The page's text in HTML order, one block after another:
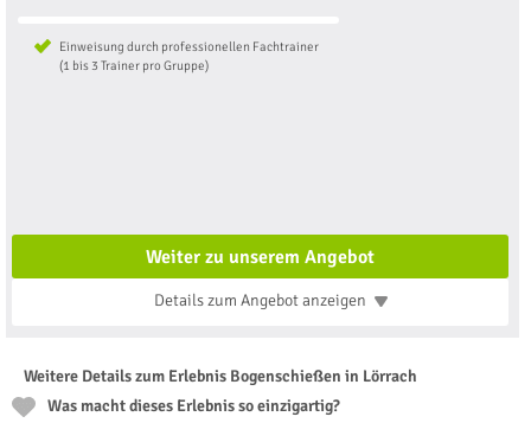
Einweisung durch professionellen Fachtrainer
(1 bis 3 Trainer pro Gruppe)
Weiter zu unserem Angebot
Details zum Angebotanzeigen
Weitere Details zum Erlebnis Bogenschießen in Lörrach
Was macht dieses Erlebnis so einzigartig?